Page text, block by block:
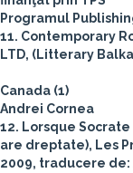
Programul
11. Contemporary
LTD, (Litterary
Canada (1)
Andrei Cornea
12. Lorsque
are dreptate), Les
2009, traducere de: